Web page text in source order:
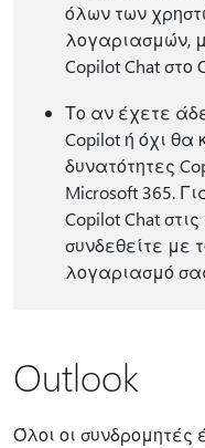
όλων των
λογαριασμών,
Copilot Chat στο
Το αν έχετε
Copilot ή όχι θα
δυνατότητες
Microsoft 365.
Copilot Chat
συνδεθείτε με
λογαριασμό
Outlook
Όλοι οι συνδρομητές